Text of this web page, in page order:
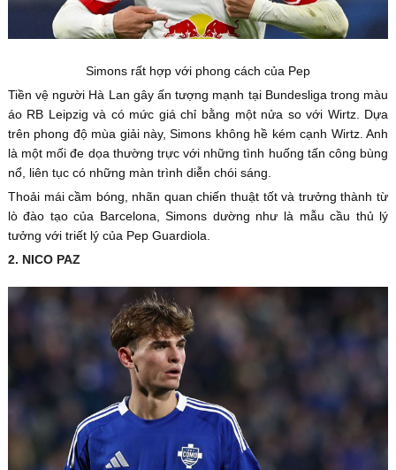
Simons rất hợp với phong cách của Pep
Tiền vệ người Hà Lan gây ấn tượng mạnh tại Bundesliga trong màu
áo RB Leipzig và có mức giá chỉ bằng một nửa so với Wirtz. Dựa
trên phong độ mùa giải này, Simons không hề kém cạnh Wirtz. Anh
là một mối đe dọa thường trực với những tình huống tấn công bùng
nổ, liên tục có những màn trình diễn chói sáng.
Thoải mái cầm bóng, nhãn quan chiến thuật tốt và trưởng thành từ
lò đào tạo của Barcelona, Simons dường như là mẫu cầu thủ lý
tưởng với triết lý của Pep Guardiola.
2. NICO PAZ